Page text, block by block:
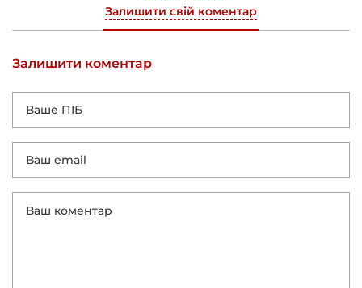
Залишити свій коментар
Залишити коментар